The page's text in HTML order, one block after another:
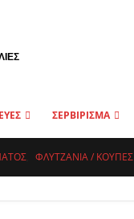
ΣΕΡΒΙΡΙΣΜΑ
ΦΛΥΤΖΆΝΙΑ / ΚΟΎΠΕΣ